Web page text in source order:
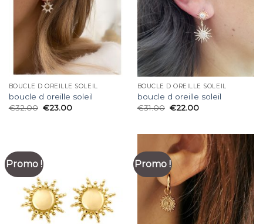
BOUCLE D OREILLE SOLEIL
boucle d oreille soleil
€32.00 €23.00
BOUCLE D OREILLE SOLEIL
boucle d oreille soleil
€31.00 €22.00
Promo ! Promo !